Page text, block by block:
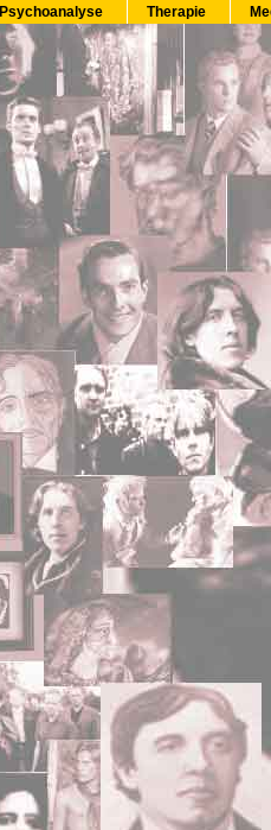
Psychoanalyse Therapie